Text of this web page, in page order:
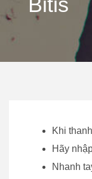
Khi
Hãy
Nhanh